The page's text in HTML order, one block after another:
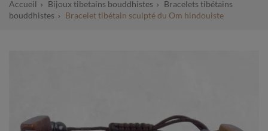
Accueil Bijoux tibetains bouddhistes
Bracelets tibétains
bouddhistes
Bracelet tibétain sculpté du Om hindouiste